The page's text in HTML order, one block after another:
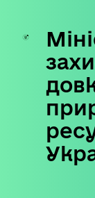
Skip
content